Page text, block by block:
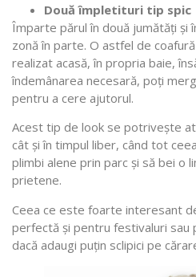
Două împletituri tip spic
Împarte părul în două jumătăți și
zonă în parte. O astfel de
realizat acasă, în propria baie,
îndemânarea necesară, poți
pentru a cere ajutorul.
Acest tip de look se potrivește
cât și în timpul liber, când tot
plimbi alene prin parc și să bei o
prietene.
Ceea ce este foarte interesant
perfectă și pentru festivaluri sau
dacă adaugi puțin sclipici pe